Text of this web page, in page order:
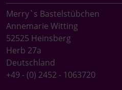
Merry`s Bastelstübchen
Annemarie Witting
52525 Heinsberg
Herb 27a
Deutschland
+49 - (0) 2452 - 1063720